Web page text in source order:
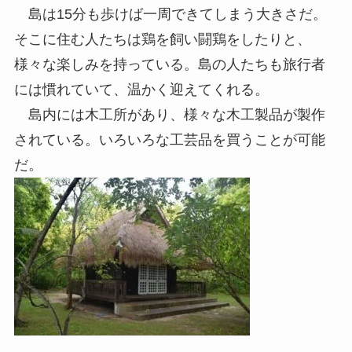
島は15分も歩けば一周できてしまう大きさだ。
そこに住む人たちは鶏を飼い闘鶏をしたりと、
様々な楽しみを持っている。島の人たちも旅行者
には慣れていて、温かく迎えてくれる。
島内には木工所があり、様々な木工製品が製作
されている。いろいろな工芸品を買うことが可能
だ。